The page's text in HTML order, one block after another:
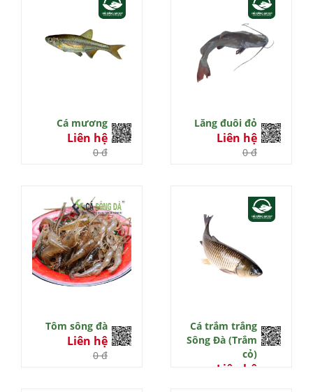
Cá mương
Liên hệ
0 đ
Lăng đuôi đỏ
Liên hệ
0 đ
Tôm sông đà
Liên hệ
0 đ
Cá trắm trắng
Sông Đà (Trắm
cỏ)
Liên hệ